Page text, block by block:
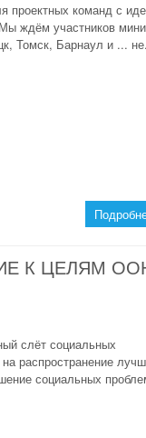
проектных команд с
ждём участников
Томск, Барнаул и ...
К ЦЕЛЯМ
слёт социальных
распространение
социальных